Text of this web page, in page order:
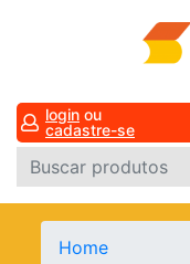
login ou
cadastre-se
Home